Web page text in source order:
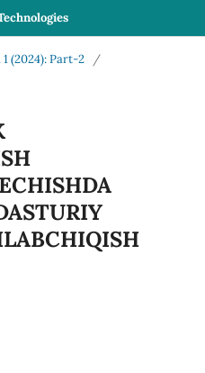
1 (2024): Part-2
/